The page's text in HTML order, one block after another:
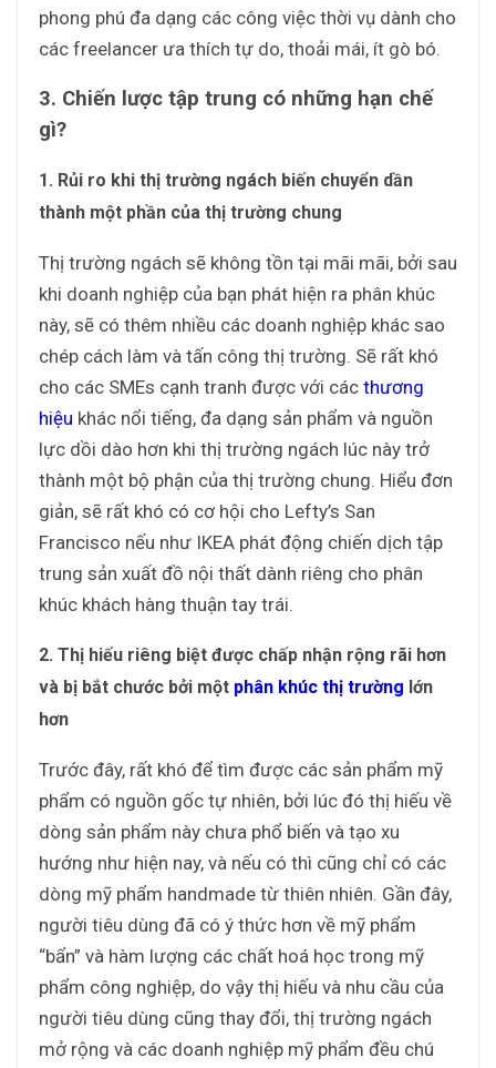
phong phú đa dạng các công việc thời vụ dành cho
các freelancer ưa thích tự do, thoải mái, ít gò bó.
3. Chiến lược tập trung có những hạn chế
gì?
1. Rủi ro khi thị trường ngách biến chuyển dần
thành một phần của thị trường chung
Thị trường ngách sẽ không tồn tại mãi mãi, bởi sau
khi doanh nghiệp của bạn phát hiện ra phân khúc
này, sẽ có thêm nhiều các doanh nghiệp khác sao
chép cách làm và tấn công thị trường. Sẽ rất khó
cho các SMEs cạnh tranh được với các thương
hiệu khác nổi tiếng, đa dạng sản phẩm và nguồn
lực dồi dào hơn khi thị trường ngách lúc này trở
thành một bộ phận của thị trường chung. Hiểu đơn
giản, sẽ rất khó có cơ hội cho Lefty’s San
Francisco nếu như IKEA phát động chiến dịch tập
trung sản xuất đồ nội thất dành riêng cho phân
khúc khách hàng thuận tay trái.
2. Thị hiếu riêng biệt được chấp nhận rộng rãi hơn
và bị bắt chước bởi một phân khúc thị trường lớn
hơn
Trước đây, rất khó để tìm được các sản phẩm mỹ
phẩm có nguồn gốc tự nhiên, bởi lúc đó thị hiếu về
dòng sản phẩm này chưa phổ biến và tạo xu
hướng như hiện nay, và nếu có thì cũng chỉ có các
dòng mỹ phẩm handmade từ thiên nhiên. Gần đây,
người tiêu dùng đã có ý thức hơn về mỹ phẩm
“bẩn” và hàm lượng các chất hoá học trong mỹ
phẩm công nghiệp, do vậy thị hiếu và nhu cầu của
người tiêu dùng cũng thay đổi, thị trường ngách
mở rộng và các doanh nghiệp mỹ phẩm đều chú